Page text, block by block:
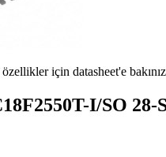
için datasheet'e
I/SO 28-